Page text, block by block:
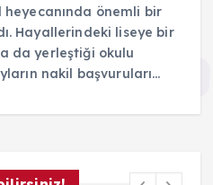
önemli bir
Hayallerindeki liseye bir
da yerleştiği okulu
nakil başvuruları…